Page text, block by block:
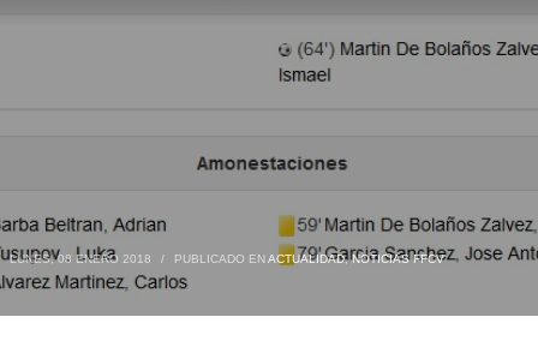
LUNES, 08 ENERO 2018 / PUBLICADO ENACTUALIDAD,NOTICIAS FFCV